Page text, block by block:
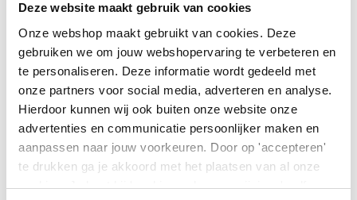
Deze website maakt gebruik van cookies
Onze webshop maakt gebruikt van cookies. Deze
gebruiken we om jouw webshopervaring te verbeteren en
te personaliseren. Deze informatie wordt gedeeld met
onze partners voor social media, adverteren en analyse.
Hierdoor kunnen wij ook buiten onze website onze
advertenties en communicatie persoonlijker maken en
aanpassen naar jouw voorkeuren. Door op 'accepteren'
te drukken ga je akkoord met het plaatsen van al onze
cookies. Je kunt bij 'cookievoorkeuren wijzigen' zelf